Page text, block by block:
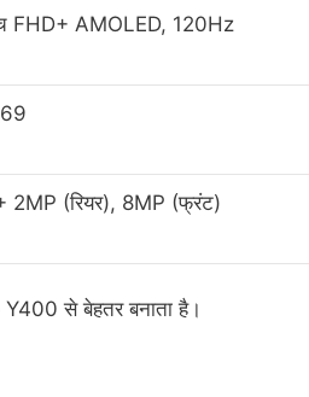
FHD+ AMOLED, 120Hz
2MP (रियर), 8MP (फ्रंट)
से बेहतर बनाता है।